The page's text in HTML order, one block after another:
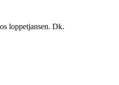
loppetjansen. Dk.